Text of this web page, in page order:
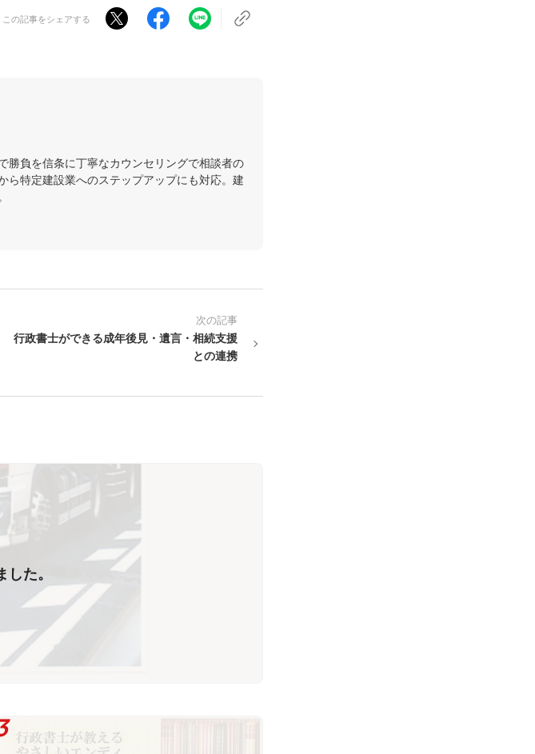
この記事をシェアする
勝負を信条に丁寧なカウンセリングで相談者の
ら特定建設業へのステップアップにも対応。建
次の記事
行政書士ができる成年後見・遺言・相続支援
との連携
た。